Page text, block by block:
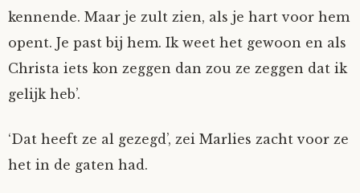
kennende. Maar je zult zien, als je hart voor hem
opent. Je past bij hem. Ik weet het gewoon en als
Christa iets kon zeggen dan zou ze zeggen dat ik
gelijk heb’.
‘Dat heeft ze al gezegd’, zei Marlies zacht voor ze
het in de gaten had.